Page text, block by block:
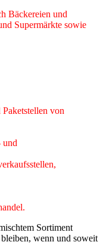
Bäckereien und
Supermärkte sowie
von
und
Sortiment
wenn und soweit